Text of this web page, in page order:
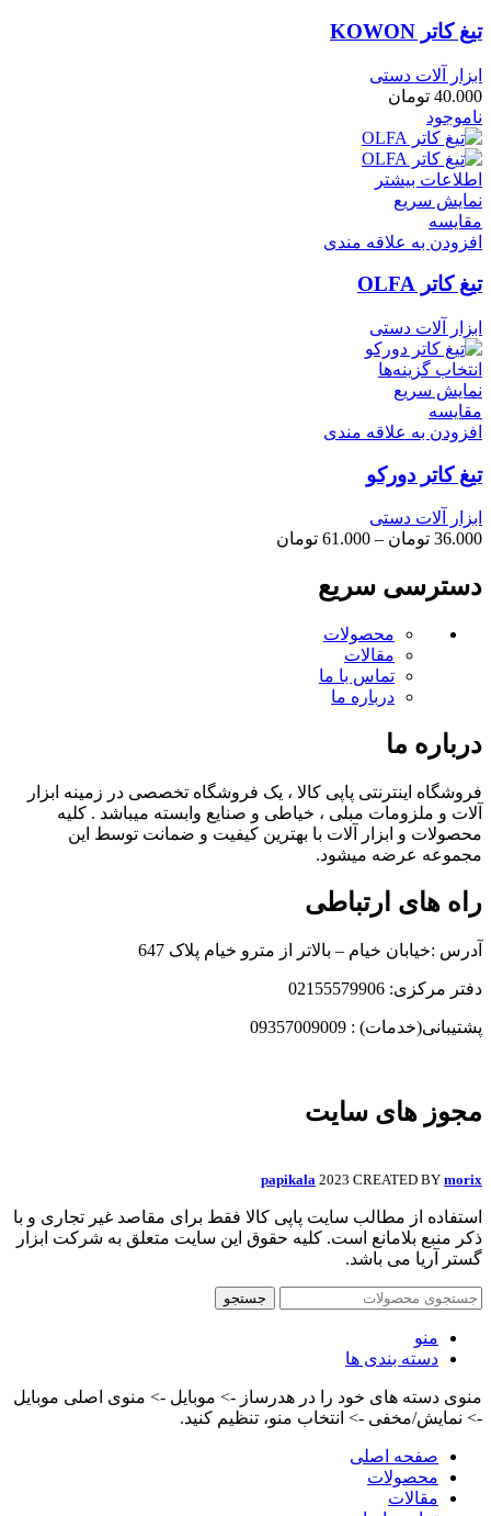
تیغ کاتر KOWON
ابزار آلات دستی
40.000 تومان
ناموجود
اطلاعات بیشتر
نمایش سریع
مقايسه
افزودن به علاقه مندی
تیغ کاتر OLFA
ابزار آلات دستی
انتخاب گزینه‌ها
نمایش سریع
مقايسه
افزودن به علاقه مندی
تیغ کاتر دورکو
ابزار آلات دستی
36.000 تومان –
61.000 تومان
دسترسی سریع
محصولات
مقالات
تماس با ما
درباره ما
درباره ما
فروشگاه اینترنتی پاپی کالا ، یک فروشگاه تخصصی در زمینه ابزار
آلات و ملزومات مبلی ، خیاطی و صنایع وابسته میباشد . کلیه
محصولات و ابزار آلات با بهترین کیفیت و ضمانت توسط این
مجموعه عرضه میشود.
راه های ارتباطی
آدرس :خیابان خیام – بالاتر از مترو خیام پلاک 647
دفتر مرکزی: 02155579906
پشتیبانی(خدمات) : 09357009009
مجوز های سایت
papikala 2023 CREATED BY morix
استفاده از مطالب سایت پاپی کالا فقط برای مقاصد غیر تجاری و با
ذکر منبع بلامانع است. کلیه حقوق این سایت متعلق به شرکت ابزار
گستر آریا می باشد.
جستجو
منو
دسته بندی ها
منوی دسته های خود را در هدرساز -> موبایل -> منوی اصلی موبایل
-> نمایش/مخفی -> انتخاب منو، تنظیم کنید.
صفحه اصلی
محصولات
مقالات